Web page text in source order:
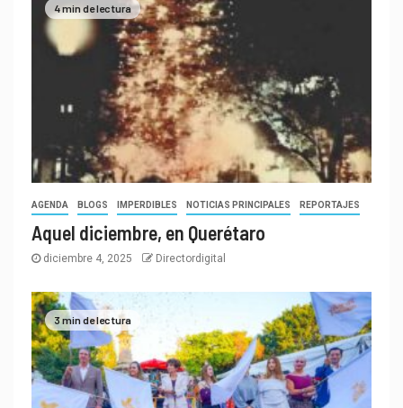
4 min de lectura
AGENDA BLOGS IMPERDIBLES NOTICIAS PRINCIPALES REPORTAJES
Aquel diciembre, en Querétaro
diciembre 4, 2025 Directordigital
3 min de lectura